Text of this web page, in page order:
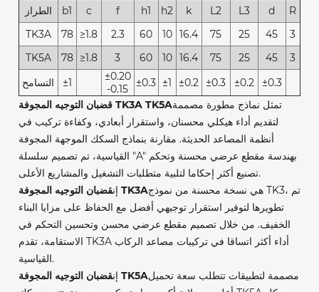
الطراز b1 c f h1 h2 k L2 L3 d
R
TK3A
78 ≥1.8 2.3 60 10 16.4 75 25 45
3
TK5A
78 ≥1.8 3 60 10 16.4 75 25 45
3
التسامح
±1
±0.20
-0.15
±0.3 ±1 ±0.2 ±0.3 ±0.2
±0.3
قضبان التوجيه المجوفة TK3A TK5Aتمثل نماذج مطورة مصممة
لتقديم أداء هيكلي محسنان، واستقرار أبعادي، وكفاءة تركيب في
أنظمة المصاعد الحديثة. مقارنة بنماذج السكك الموجهة المجوفة
القياسية، تم تصميم سلسلة "A" بهندسة مقطع عرضي محسنة وتحكم
تصنيع أكثر إحكاما لتلبية متطلبات التشغيل والمشاريع الأعلى.
إن قضبان التوجيه المجوفة TK3Aهي نسخة محسنة من نموذج TK3، تم
تطويرها لتوفير استقرار توجيهي أفضل مع الحفاظ على مزايا البناء
الخفيف. من خلال تصميم مقطع عرضي محسن وتحسين التحكم في
الاستقامة، تقدم TK3A أداء أكثر اتساقا في تركيبات مصاعد الركاب
القياسية.
إن قضبان التوجيه المجوفة TK5Aمصممة لتطبيقات تتطلب سعة تحميل